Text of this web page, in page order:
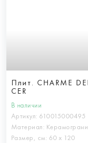
Плит. CHARME
CER
В наличии
Артикул: 610015000495
Материал:
Размер, см: 60 х 120